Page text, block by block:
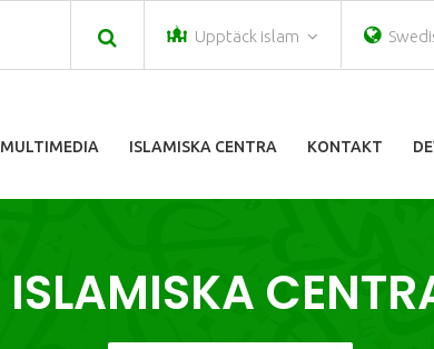
Upptäck islam
MULTIMEDIA ISLAMISKA CENTRA KONTAKT
ISLAMISKA